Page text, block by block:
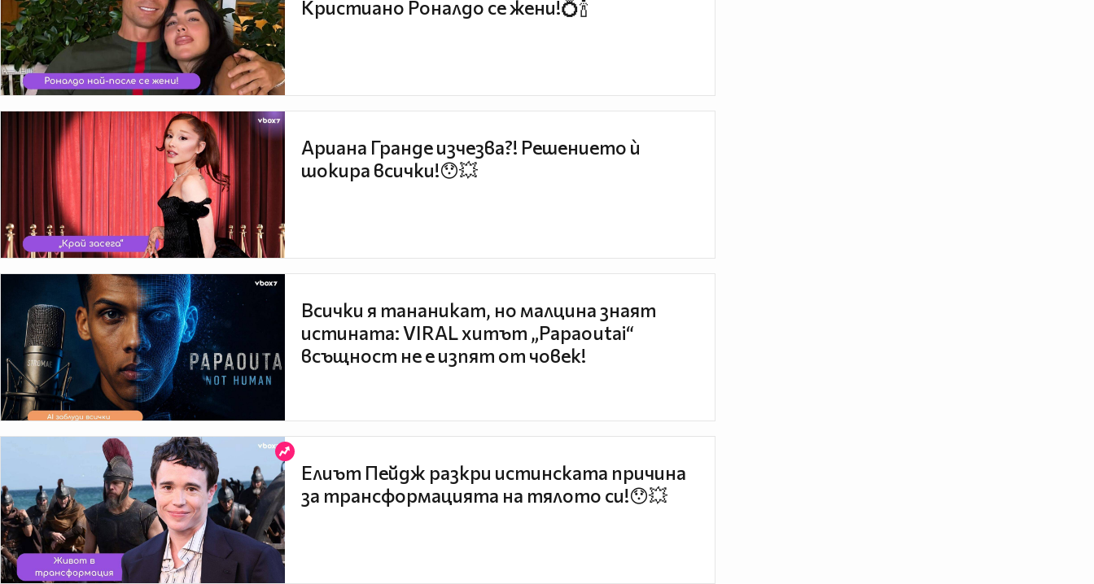
Кристиано Роналдо се жени!💍🍾
Ариана Гранде изчезва?! Решението ѝ
шокира всички!😯💥
Всички я тананикат, но малцина знаят
истината: VIRAL хитът „Papaoutai“
всъщност не е изпят от човек!
Елиът Пейдж разкри истинската причина
за трансформацията на тялото си!😯💥